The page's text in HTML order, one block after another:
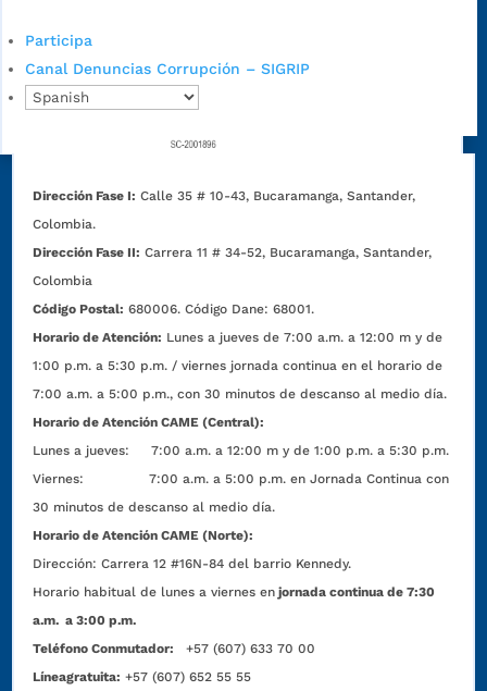
Participa
Canal Denuncias Corrupción – SIGRIP
Dirección Fase I: Calle 35 # 10-43, Bucaramanga, Santander,
Colombia.
Dirección Fase II: Carrera 11 # 34-52, Bucaramanga, Santander,
Colombia
Código Postal: 680006. Código Dane: 68001.
Horario de Atención: Lunes a jueves de 7:00 a.m. a 12:00 m y de
1:00 p.m. a 5:30 p.m. / viernes jornada continua en el horario de
7:00 a.m. a 5:00 p.m., con 30 minutos de descanso al medio día.
Horario de Atención CAME (Central):
Lunes a jueves: 7:00 a.m. a 12:00 m y de 1:00 p.m. a 5:30 p.m.
Viernes: 7:00 a.m. a 5:00 p.m. en Jornada Continua con
30 minutos de descanso al medio día.
Horario de Atención CAME (Norte):
Dirección:Carrera 12 #16N-84 del barrio Kennedy.
Horario habitual de lunes a viernes en jornada continua de 7:30
a.m. a 3:00 p.m.
Teléfono Conmutador:
+57 (607) 633 70 00
Líneagratuita: +57 (607) 652 55 55